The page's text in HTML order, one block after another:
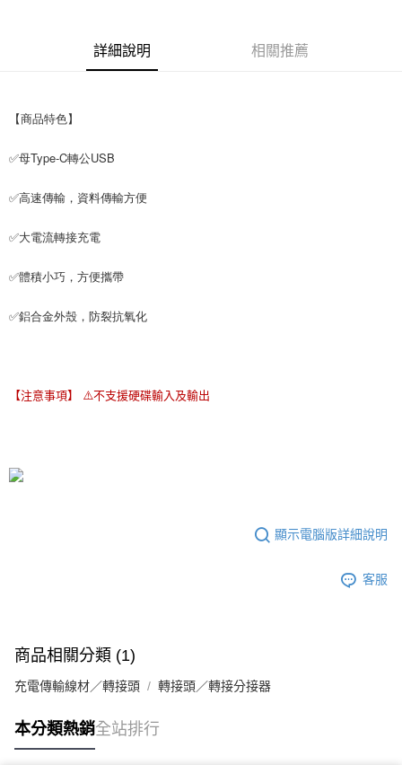
每筆NT$100，滿NT$990(含以上)免運費
詳細說明 相關推薦
【商品特色】
✅母Type-C轉公USB
✅高速傳輸，資料傳輸方便
✅大電流轉接充電
✅體積小巧，方便攜帶
✅鋁合金外殼，防裂抗氧化
【注意事項】 ⚠️不支援硬碟輸入及輸出
顯示電腦版詳細說明
客服
商品相關分類 (1)
充電傳輸線材／轉接頭 轉接頭／轉接分接器
本分類熱銷全站排行